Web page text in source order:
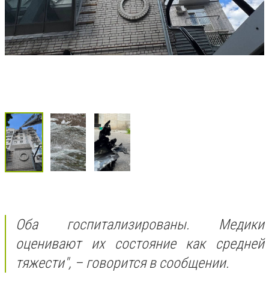
Оба госпитализированы. Медики
оценивают их состояние как средней
тяжести", – говорится в сообщении.